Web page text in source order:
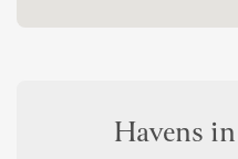
Havens